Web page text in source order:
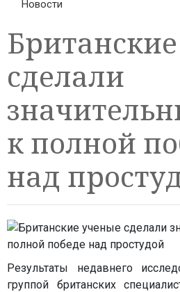
Новости
сделали
к полной
над
Результаты недавнего
группой британских